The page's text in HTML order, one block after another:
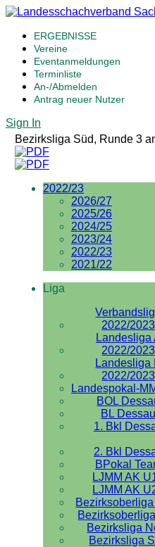
ERGEBNISSE
Vereine
Eventanmeldungen
Terminliste
An-/Abmelden
Antrag neuer Nutzer
Sign In
Bezirksliga Süd, Runde 3
2022/23
2026/27
2025/26
2024/25
2023/24
2022/23
2021/22
Liga
2022/2023
Landesliga
2022/2023
Landesliga
2022/2023
Landespokal-
BOL
BL Dessau
1. Bkl
2. Bkl
BPokal
LJMM AK
LJMM AK
Bezirksoberliga
Bezirksliga
Bezirksliga